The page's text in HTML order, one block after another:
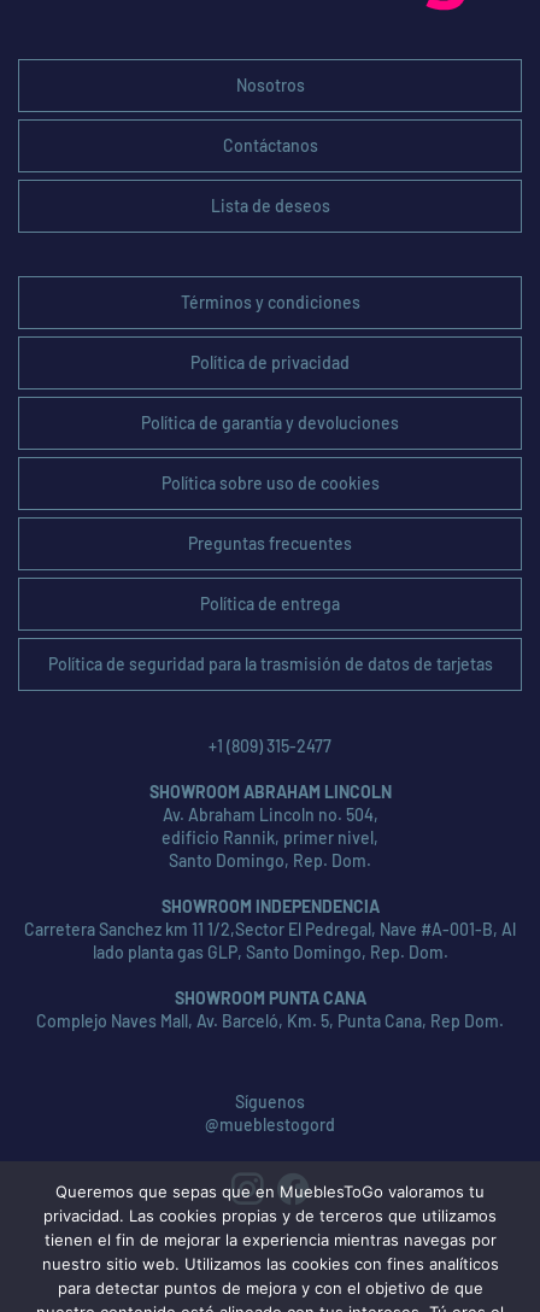
Nosotros
Contáctanos
Lista de deseos
Términos y condiciones
Política de privacidad
Política de garantía y devoluciones
Política sobre uso de cookies
Preguntas frecuentes
Política de entrega
Política de seguridad para la trasmisión de datos de tarjetas
+1 (809) 315-2477
SHOWROOM ABRAHAM LINCOLN
Av. Abraham Lincoln no. 504,
edificio Rannik, primer nivel,
Santo Domingo, Rep. Dom.
SHOWROOM INDEPENDENCIA
Carretera Sanchez km 11 1/2,Sector El Pedregal, Nave #A-001-B, Al
lado planta gas GLP, Santo Domingo, Rep. Dom.
SHOWROOM PUNTA CANA
Complejo Naves Mall, Av. Barceló, Km. 5, Punta Cana, Rep Dom.
Síguenos
@mueblestogord
Queremos que sepas que en MueblesToGo valoramos tu
privacidad. Las cookies propias y de terceros que utilizamos
tienen el fin de mejorar la experiencia mientras navegas por
nuestro sitio web. Utilizamos las cookies con fines analíticos
para detectar puntos de mejora y con el objetivo de que